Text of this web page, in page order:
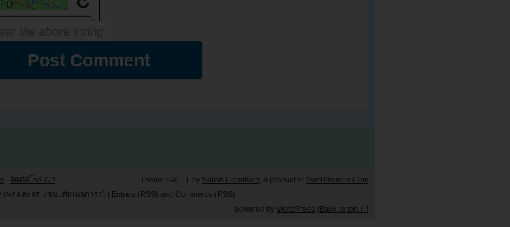
ติดต่อโฆษณา Theme SWIFT by Satish Gandham , a product of SwiftThemes.Com
เพลง ละคร แซ่บ..ทันเหตุการณ์ | Entries (RSS) and Comments (RSS)
powered by WordPress [Back to top ↑ ]